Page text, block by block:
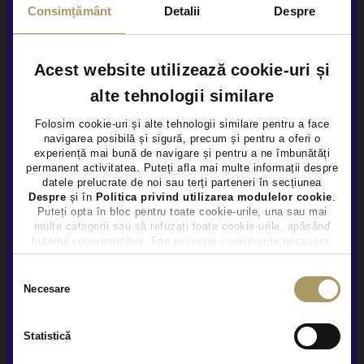
Consimțământ Detalii Despre
Acest website utilizează cookie-uri și
alte tehnologii similare
Folosim cookie-uri și alte tehnologii similare pentru a face
navigarea posibilă și sigură, precum și pentru a oferi o
experiență mai bună de navigare și pentru a ne îmbunătăți
permanent activitatea. Puteți afla mai multe informații despre
datele prelucrate de noi sau terți parteneri în secțiunea
Despre și în Politica privind utilizarea modulelor cookie.
Puteți opta în bloc pentru toate cookie-urile, una sau mai
multe categorii sau să refuzați toate cookie-urile, apăsând
butonul corespunzător. Fac excepție cookie-urile necesare,
care sunt activate automat, conform legislației în vigoare.
Necesare
Statistică
×